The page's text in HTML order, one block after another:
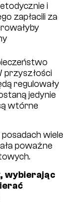
i
zapłacili za
przyszłości
regulowały
jedynie
wtórne
wiele
poważne
wybierając